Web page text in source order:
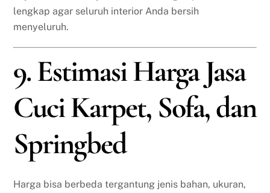
lengkap agar seluruh interior Anda bersih
menyeluruh.
9. Estimasi Harga Jasa
Cuci Karpet, Sofa, dan
Springbed
Harga bisa berbeda tergantung jenis bahan, ukuran,